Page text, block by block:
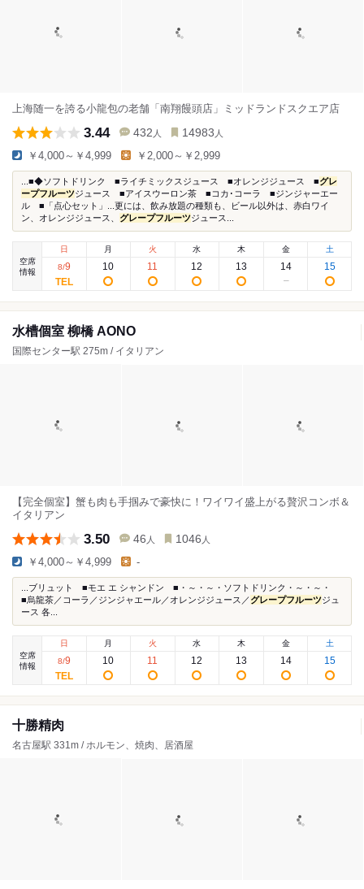
上海随一を誇る小龍包の老舗「南翔饅頭店」ミッドランドスクエア店
3.44 432 人 14983 人
￥4,000～￥4,999 ￥2,000～￥2,999
...■◆ソフトドリンク ■ライチミックスジュース ■オレンジジュース ■グレ
ープフルーツジュース ■アイスウーロン茶 ■コカ･コーラ ■ジンジャーエー
ル ■「点心セット」...更には、飲み放題の種類も、ビール以外は、赤白ワイ
ン、オレンジジュース、 グレープフルーツジュース...
空席
情報
日
8/9
月
10
火
11
水
12
木
13
金
14
土
15
水槽個室 柳橋 AONO
国際センター駅 275m / イタリアン
【完全個室】蟹も肉も手掴みで豪快に！ワイワイ盛上がる贅沢コンボ＆
イタリアン
3.50 46 人 1046 人
￥4,000～￥4,999 -
...ブリュット ■モエ エ シャンドン ■・～・～・ソフトドリンク・～・～・
■烏龍茶／コーラ／ジンジャエール／オレンジジュース／グレープフルーツジュ
ース 各...
空席
情報
日
8/9
月
10
火
11
水
12
木
13
金
14
土
15
十勝精肉
名古屋駅 331m / ホルモン、焼肉、居酒屋